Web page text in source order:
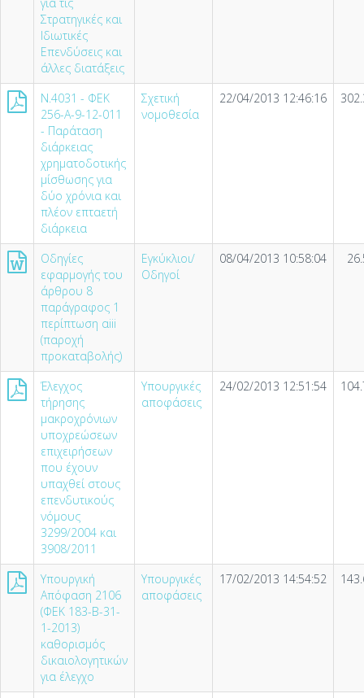
Στρατηγικές και
Ιδιωτικές
Επενδύσεις και
άλλες διατάξεις
Ν.4031 - ΦΕΚ
256-Α-9-12-011
- Παράταση
διάρκειας
χρηματοδοτικής
μίσθωσης για
δύο χρόνια και
πλέον επταετή
διάρκεια
Σχετική
νομοθεσία
22/04/2013 12:46:16
Οδηγίες
εφαρμογής του
άρθρου 8
παράγραφος 1
περίπτωση αiii
(παροχή
προκαταβολής)
Εγκύκλιοι/
Οδηγοί
08/04/2013 10:58:04
Έλεγχος
τήρησης
μακροχρόνιων
υποχρεώσεων
επιχειρήσεων
που έχουν
υπαχθεί στους
επενδυτικούς
νόμους
3299/2004 και
3908/2011
Υπουργικές
αποφάσεις
24/02/2013 12:51:54
Υπουργική
Απόφαση 2106
(ΦΕΚ 183-Β-31-
1-2013)
καθορισμός
δικαιολογητικών
για έλεγχο
Υπουργικές
αποφάσεις
17/02/2013 14:54:52